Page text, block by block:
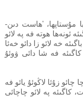
مۇستاپھا، 'ھاست دىن-
ئونەھا ھوتە فە پە لائو
خە لائو زا دائو خەئا
كاگىئە فە شا دائى ۋوئۇ
چائو زۇئا لاڭوئۇ يائو فە
كاگىئە پە لائو چاچائى